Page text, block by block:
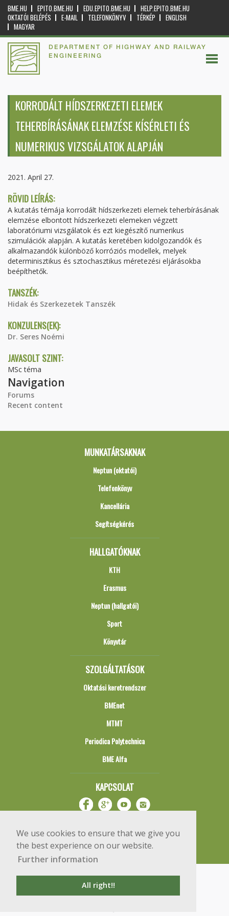
We use cookies to ensure that we give you
the best experience on our website.
Further information
All right!!
BME.HU EPITO.BME.HU EDU.EPITO.BME.HU
HELP.EPITO.BME.HU
OKTATÓI BELÉPÉS
E-MAIL TELEFONKÖNYV TÉRKÉP
ENGLISH
MAGYAR
DEPARTMENT OF HIGHWAY AND RAILWAY
ENGINEERING
KORRODÁLT HÍDSZERKEZETI ELEMEK
TEHERBÍRÁSÁNAK ELEMZÉSE KÍSÉRLETI ÉS
NUMERIKUS VIZSGÁLATOK ALAPJÁN
2021. April 27.
RÖVID LEÍRÁS:
A kutatás témája korrodált hídszerkezeti elemek teherbírásának
elemzése elbontott hídszerkezeti elemeken végzett
laboratóriumi vizsgálatok és ezt kiegészítő numerikus
szimulációk alapján. A kutatás keretében kidolgozandók és
alkalmazandók különböző korróziós modellek, melyek
determinisztikus és sztochasztikus méretezési eljárásokba
beépíthetők.
TANSZÉK:
Hidak és Szerkezetek Tanszék
KONZULENS(EK):
Dr. Seres Noémi
JAVASOLT SZINT:
MSc téma
Navigation
Forums
Recent content
MUNKATÁRSAKNAK
Neptun (oktatói)
Telefonkönyv
Kancellária
Segítségkérés
HALLGATÓKNAK
KTH
Erasmus
Neptun (hallgatói)
Sport
Könyvtár
SZOLGÁLTATÁSOK
Oktatási keretrendszer
BMEnet
MTMT
Periodica Polytechnica
BME Alfa
KAPCSOLAT
Copyright © 2020 BME Építőmérnöki Kar
1111 Budapest, Műegyetem rkp. 3.